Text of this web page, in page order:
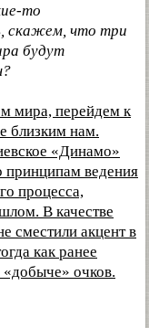
то
скажем, что три
будут
мира, перейдем к
близким нам.
«Динамо»
принципам ведения
процесса,
В качестве
сместили акцент в
как ранее
очков.